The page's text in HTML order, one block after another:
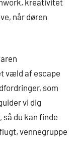
når døren
væld af escape
som
vi dig
så du kan finde
vennegruppe